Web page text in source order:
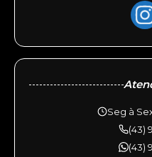
Seg à
(43)
(43)